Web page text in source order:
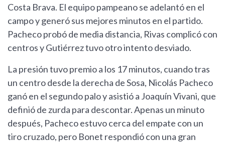
Costa Brava. El equipo pampeano se adelantó en el
campo y generó sus mejores minutos en el partido.
Pacheco probó de media distancia, Rivas complicó con
centros y Gutiérrez tuvo otro intento desviado.
La presión tuvo premio a los 17 minutos, cuando tras
un centro desde la derecha de Sosa, Nicolás Pacheco
ganó en el segundo palo y asistió a Joaquín Vivani, que
definió de zurda para descontar. Apenas un minuto
después, Pacheco estuvo cerca del empate con un
tiro cruzado, pero Bonet respondió con una gran